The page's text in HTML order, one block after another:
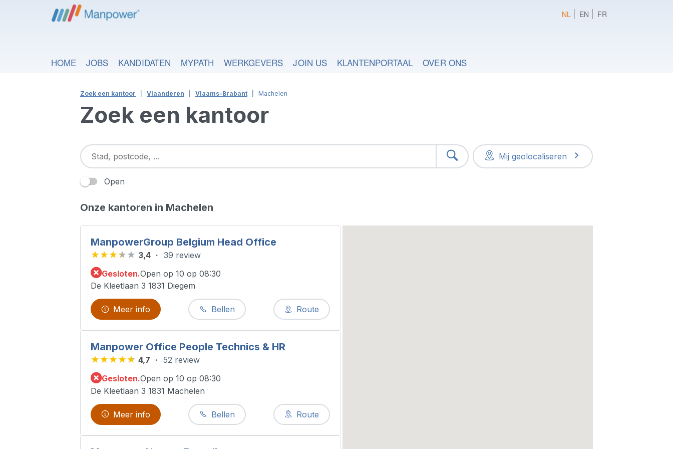
NL EN FR
HOME JOBS KANDIDATEN MYPATH WERKGEVERS JOIN US KLANTENPORTAAL OVER ONS
Zoek een kantoor Vlaanderen Vlaams-Brabant Machelen
Zoek een kantoor
Mij geolocaliseren
Open
Onze kantoren in Machelen
ManpowerGroup Belgium Head Office
3,4
39 review
Gesloten.Open op 10 op 08:30
De Kleetlaan 3 1831 Diegem
Meer info Bellen Route
Manpower Office People Technics & HR
4,7
52 review
Gesloten.Open op 10 op 08:30
De Kleetlaan 3 1831 Machelen
Meer info Bellen Route